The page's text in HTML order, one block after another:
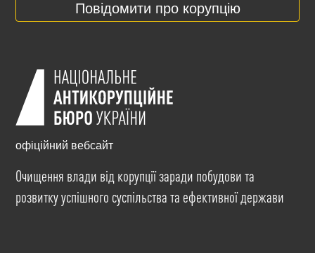
Повідомити про корупцію
офіційний вебсайт
Очищення влади від корупції заради побудови та
розвитку успішного суспільства та ефективної держави